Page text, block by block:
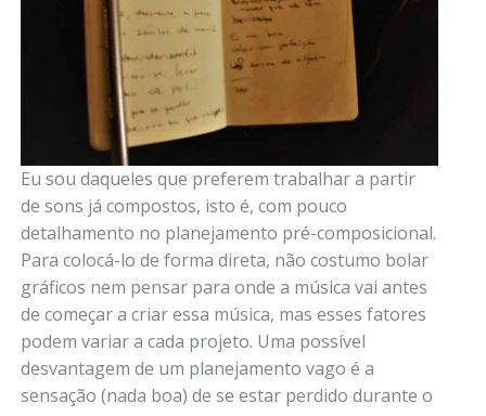
Eu sou daqueles que preferem trabalhar a partir
de sons já compostos, isto é, com pouco
detalhamento no planejamento pré-composicional.
Para colocá-lo de forma direta, não costumo bolar
gráficos nem pensar para onde a música vai antes
de começar a criar essa música, mas esses fatores
podem variar a cada projeto. Uma possível
desvantagem de um planejamento vago é a
sensação (nada boa) de se estar perdido durante o